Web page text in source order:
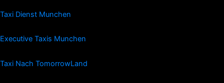
Taxi Dienst Munchen
Executive Taxis Munchen
Taxi Nach TomorrowLand